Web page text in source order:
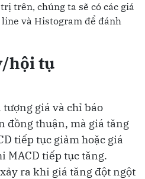
trên, chúng ta sẽ có các giá
và Histogram để đánh
hội tụ
giá và chỉ báo
đồng thuận, mà giá tăng
tiếp tục giảm hoặc giá
MACD tiếp tục tăng.
ra khi giá tăng đột ngột